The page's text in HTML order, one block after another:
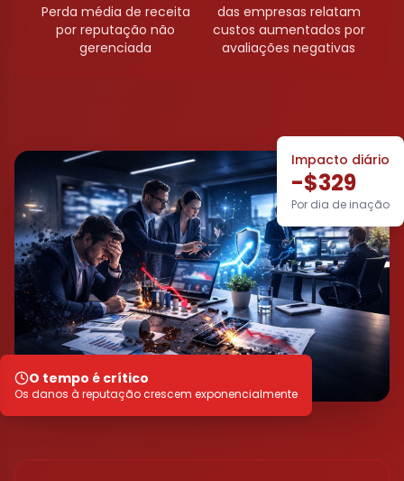
Perda média de receita
por reputação não
gerenciada
das empresas relatam
custos aumentados por
avaliações negativas
Impacto diário
-$329
Por dia de inação
O tempo é crítico
Os danos à reputação crescem exponencialmente